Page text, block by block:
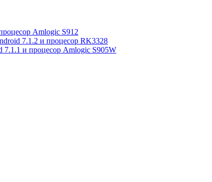
Amlogic S912
7.1.2 и процесор RK3328
и процесор Amlogic S905W